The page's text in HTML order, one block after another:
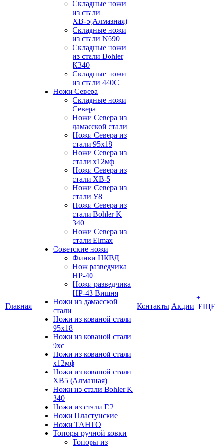
Главная
Складные ножи
из стали
ХВ-5(Алмазная)
Складные ножи
из стали N690
Складные ножи
из стали Bohler
К340
Складные ножи
из стали 440С
Ножи Севера
Складные ножи
Севера
Ножи Севера из
дамасской стали
Ножи Севера из
стали 95х18
Ножи Севера из
стали х12мф
Ножи Севера из
стали ХВ-5
Ножи Севера из
стали У8
Ножи Севера из
стали Bohler K
340
Ножи Севера из
стали Elmax
Советские ножи
Финки НКВД
Нож разведчика
НР-40
Ножи разведчика
НР-43 Вишня
Ножи из дамасской
стали
Ножи из кованой стали
95х18
Ножи из кованой стали
9хс
Ножи из кованой стали
х12мф
Ножи из кованой стали
ХВ5 (Алмазная)
Ножи из стали Bohler K
340
Ножи из стали D2
Ножи Пластунские
Ножи ТАНТО
Топоры ручной ковки
Топоры из
Контакты Акции
+
ЕЩЕ